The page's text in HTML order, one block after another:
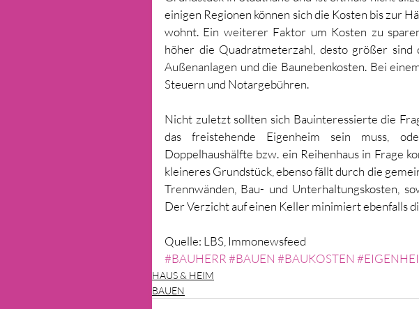
einigen Regionen können sich die Kosten bis zur
wohnt. Ein weiterer Faktor um Kosten zu
höher die Quadratmeterzahl, desto größer sind
Außenanlagen und die Baunebenkosten. Bei
Steuern und Notargebühren.
Nicht zuletzt sollten sich Bauinteressierte die
das freistehende Eigenheim sein muss,
Doppelhaushälfte bzw. ein Reihenhaus in Frage
kleineres Grundstück, ebenso fällt durch die
Trennwänden, Bau- und Unterhaltungskosten,
Der Verzicht auf einen Keller minimiert ebenfalls
Quelle: LBS, Immonewsfeed
#BAUHERR#BAUEN #BAUKOSTEN
HAUS & HEIM
BAUEN